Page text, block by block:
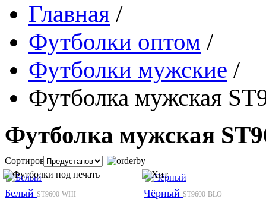
Главная /
Футболки оптом /
Футболки мужские /
Футболка мужская
Футболка мужская
Сортировка:
Белый ST9600-WHI Чёрный ST9600-BLO